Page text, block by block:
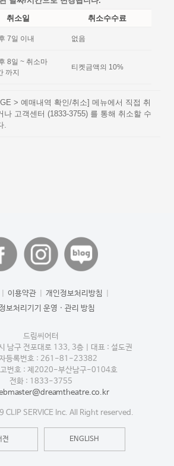
취소일
취소수수료
7일 이내 없음
8일 ~ 취소마
까지
티켓금액의 10%
> 예매내역 확인/취소] 메뉴에서 직접 취
나 고객센터 (1833-3755) 를 통해 취소할 수
.
이용약관 개인정보처리방침
보처리기기 운영 · 관리 방침
드림씨어터
남구 전포대로 133, 3층
대표 : 설도권
등록번호 : 261-81-23382
고번호 : 제2020-부산남구-0104호
전화 : 1833-3755
SERVICE Inc. All Right reserved.
전 ENGLISH